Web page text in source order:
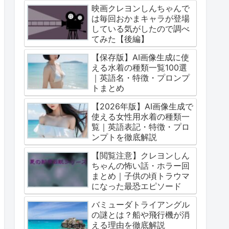
映画クレヨンしんちゃんで
は毎回おかまキャラが登場
している気がしたので調べ
てみた【後編】
【保存版】AI画像生成に使
える水着の種類一覧100選
｜英語名・特徴・プロンプ
トまとめ
【2026年版】AI画像生成で
使える女性用水着の種類一
覧｜英語表記・特徴・プロ
ンプトを徹底解説
【閲覧注意】クレヨンしん
ちゃんの怖い話・ホラー回
まとめ｜子供の頃トラウマ
になった最恐エピソード
バミューダトライアングル
の謎とは？船や飛行機が消
える理由を徹底解説